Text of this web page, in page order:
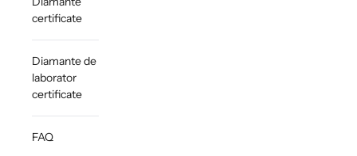
certificate
Diamante de
laborator
certificate
FAQ